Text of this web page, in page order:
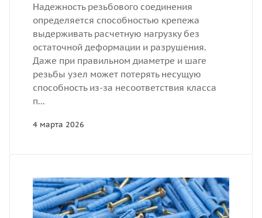
4 марта 2026
Надежность резьбового соединения
определяется способностью крепежа
выдерживать расчетную нагрузку без
остаточной деформации и разрушения.
Даже при правильном диаметре и шаге
резьбы узел может потерять несущую
способность из-за несоответствия класса
п...